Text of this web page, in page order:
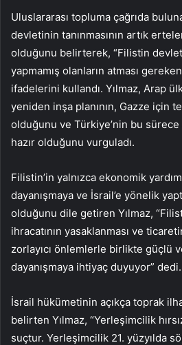
Uluslararası topluma çağrıda
devletinin tanınmasının artık
olduğunu belirterek, “Filistin
yapmamış olanların atması
ifadelerini kullandı. Yılmaz, Arap
yeniden inşa planının, Gazze için
olduğunu ve Türkiye’nin bu
hazır olduğunu vurguladı.
Filistin’in yalnızca ekonomik
dayanışmaya ve İsrail’e yönelik
olduğunu dile getiren Yılmaz,
ihracatının yasaklanması ve
zorlayıcı önlemlerle birlikte güçlü
dayanışmaya ihtiyaç duyuyor” dedi.
İsrail hükümetinin açıkça toprak
belirten Yılmaz, “Yerleşimcilik
suçtur. Yerleşimcilik 21. yüzyılda